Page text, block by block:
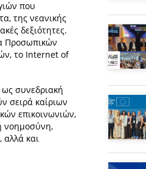
που
της νεανικής
δεξιότητες.
Προσωπικών
το Internet of
ως συνεδριακή
σειρά καίριων
επικοινωνιών,
νοημοσύνη,
και